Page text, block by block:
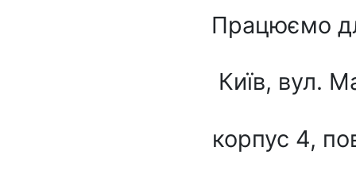
Працюємо
Київ, вул.
корпус 4,